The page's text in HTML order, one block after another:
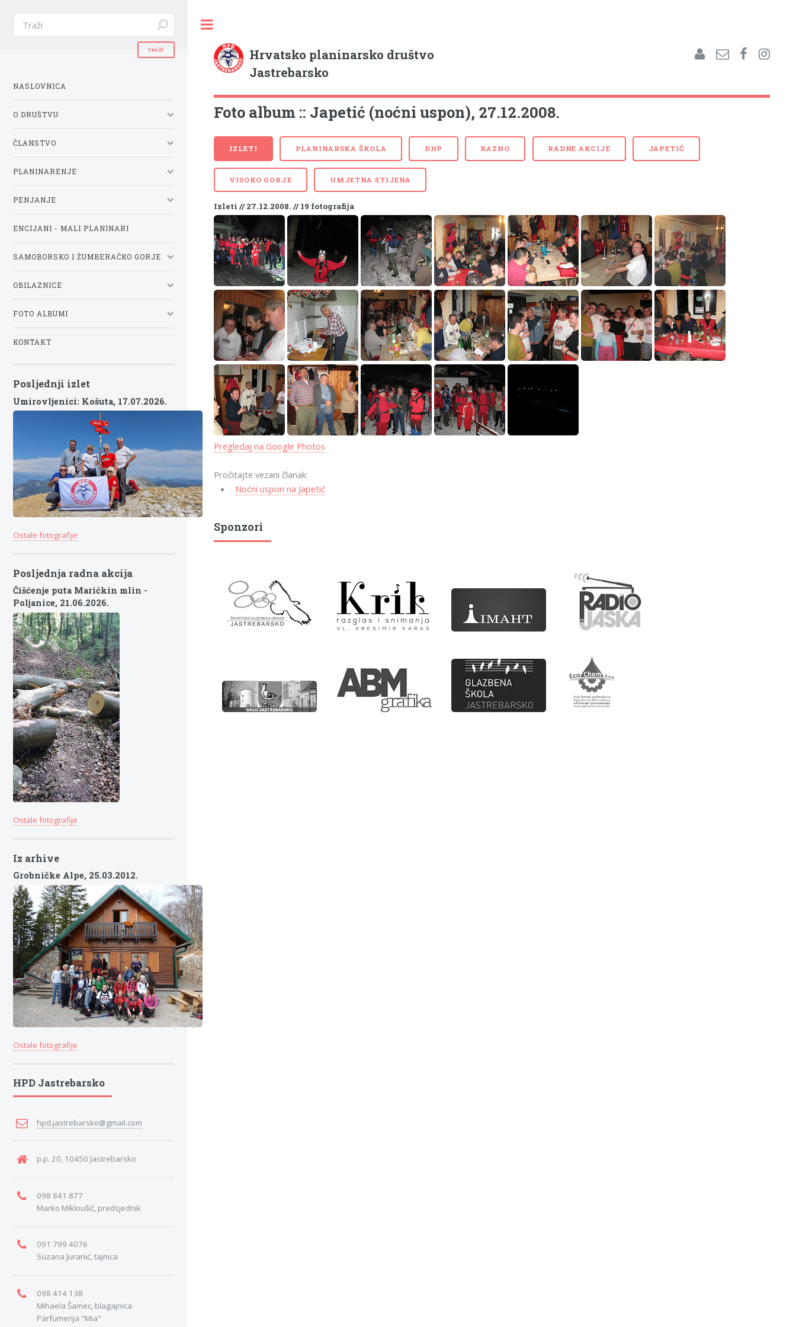
Hrvatsko planinarsko društvo
Jastrebarsko
Foto album :: Japetić (noćni uspon), 27.12.2008.
IZLETI PLANINARSKA ŠKOLA DHP RAZNO RADNE AKCIJE JAPETIĆ
VISOKO GORJE UMJETNA STIJENA
Izleti // 27.12.2008. // 19 fotografija
Pregledaj na Google Photos
Pročitajte vezani članak:
Noćni uspon na Japetić
Sponzori
NASLOVNICA
O DRUŠTVU
ČLANSTVO
PLANINARENJE
PENJANJE
ENCIJANI - MALI PLANINARI
SAMOBORSKO I ŽUMBERAČKO GORJE
OBILAZNICE
FOTO ALBUMI
KONTAKT
Posljednji izlet
Umirovljenici: Košuta, 17.07.2026.
Ostale fotografije
Posljednja radna akcija
Čišćenje puta Marićkin mlin -
Poljanice, 21.06.2026.
Ostale fotografije
Iz arhive
Grobničke Alpe, 25.03.2012.
Ostale fotografije
HPD Jastrebarsko
hpd.jastrebarsko@gmail.com
p.p. 20, 10450 Jastrebarsko
098 841 877
Marko Mikloušić, predsjednik
091 799 4076
Suzana Juranić, tajnica
098 414 138
Mihaela Šamec, blagajnica
Parfumerija "Mia"